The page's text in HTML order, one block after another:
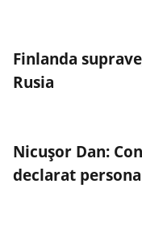
Finlanda
Rusia
Nicușor Dan:
declarat